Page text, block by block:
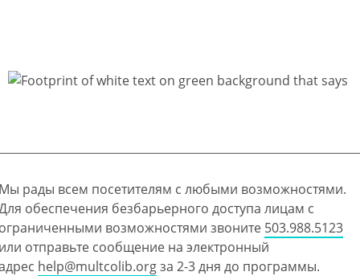
рады всем посетителям с любыми возможностями.
обеспечения безбарьерного доступа лицам с
возможностями звоните 503.988.5123
отправьте сообщение на электронный
help@multcolib.orgза 2-3 дня до программы.